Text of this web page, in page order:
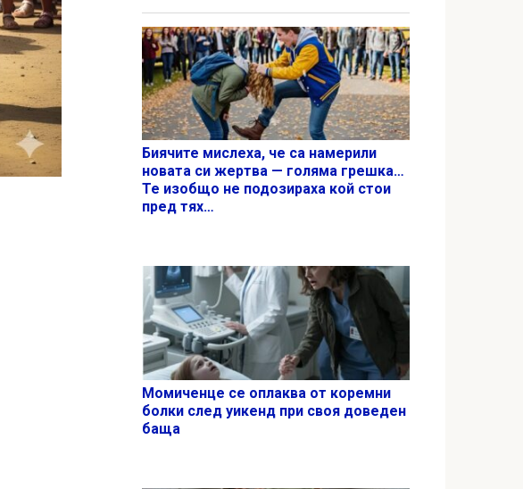
Биячите мислеха, че са намерили
новата си жертва — голяма грешка…
Те изобщо не подозираха кой стои
пред тях…
Момиченце се оплаква от коремни
болки след уикенд при своя доведен
баща